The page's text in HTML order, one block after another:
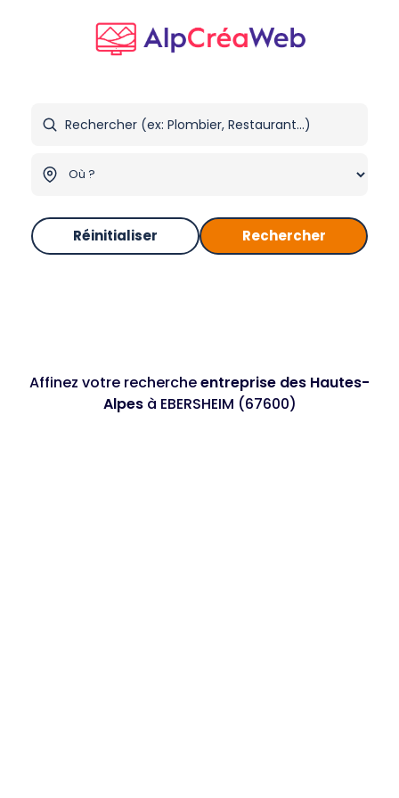
Réinitialiser Rechercher
Affinez votre rechercheentreprise des Hautes-
Alpesà EBERSHEIM (67600)